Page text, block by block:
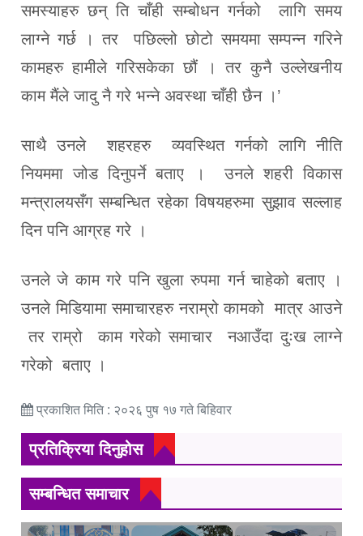
समस्याहरु छन् ति चाँही सम्बोधन गर्नको लागि समय
लाग्ने गर्छ । तर पछिल्लो छोटो समयमा सम्पन्न गरिने
कामहरु हामीले गरिसकेका छौं । तर कुनै उल्लेखनीय
काम मैंले जादु नै गरे भन्ने अवस्था चाँही छैन ।’
साथै उनले शहरहरु व्यवस्थित गर्नको लागि नीति
नियममा जोड दिनुपर्ने बताए । उनले शहरी विकास
मन्त्रालयसँग सम्बन्धित रहेका विषयहरुमा सुझाव सल्लाह
दिन पनि आग्रह गरे ।
उनले जे काम गरे पनि खुला रुपमा गर्न चाहेको बताए ।
उनले मिडियामा समाचारहरु नराम्रो कामको मात्र आउने
तर राम्रो काम गरेको समाचार नआउँदा दुःख लाग्ने
गरेको बताए ।
प्रकाशित मिति : २०२६ पुष १७ गते बिहिवार
प्रतिक्रिया दिनुहोस
सम्बन्धित समाचार